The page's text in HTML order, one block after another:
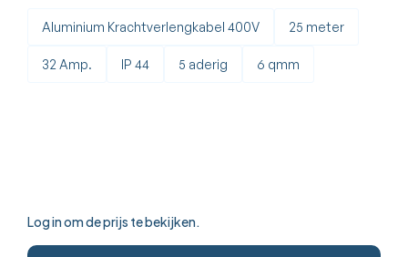
Aluminium Krachtverlengkabel 400V 25 meter
32 Amp. IP 44 5 aderig 6 qmm
Log in om de prijs te bekijken.